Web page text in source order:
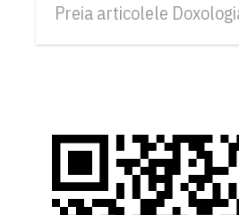
Preia articolele